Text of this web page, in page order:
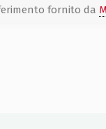
fornito da